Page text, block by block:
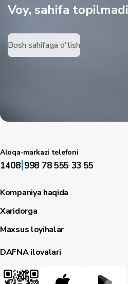
Voy, sahifa topilmadi
Bosh sahifaga o'tish
Aloqa-markazi telefoni
1408|998 78 555 33 55
Kompaniya haqida
Xaridorga
Maxsus loyihalar
DAFNA ilovalari